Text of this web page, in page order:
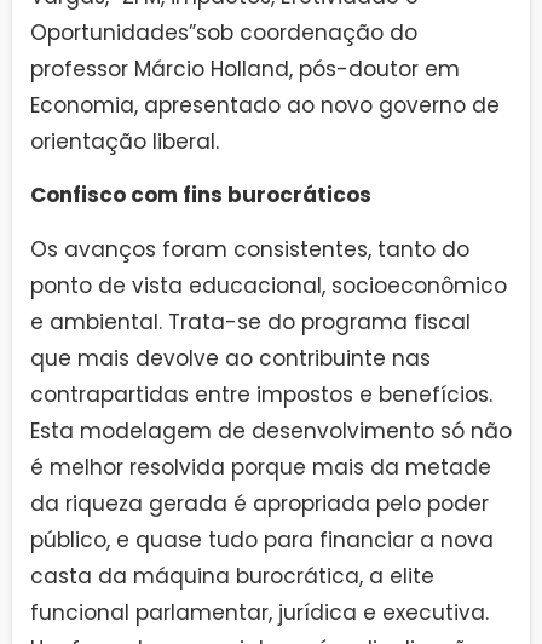
Oportunidades”sob coordenação do
professor Márcio Holland, pós-doutor em
Economia, apresentado ao novo governo de
orientação liberal.
Confisco com fins burocráticos
Os avanços foram consistentes, tanto do
ponto de vista educacional, socioeconômico
e ambiental. Trata-se do programa fiscal
que mais devolve ao contribuinte nas
contrapartidas entre impostos e benefícios.
Esta modelagem de desenvolvimento só não
é melhor resolvida porque mais da metade
da riqueza gerada é apropriada pelo poder
público, e quase tudo para financiar a nova
casta da máquina burocrática, a elite
funcional parlamentar, jurídica e executiva.